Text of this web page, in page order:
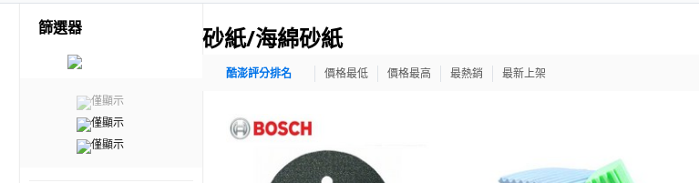
篩選器
僅顯示
僅顯示
僅顯示
砂紙/海綿砂紙
酷澎評分排名 價格最低 價格最高 最熱銷 最新上架